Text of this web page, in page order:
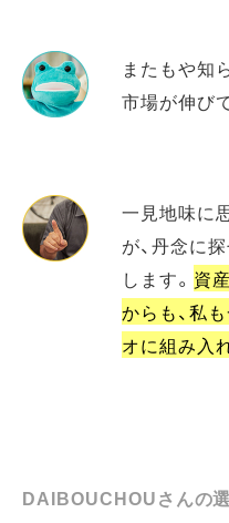
またもや知
市場が伸び
一見地味に
が、丹念に
します。 資
からも、私
オに組み入
DAIBOUCHOUさんの